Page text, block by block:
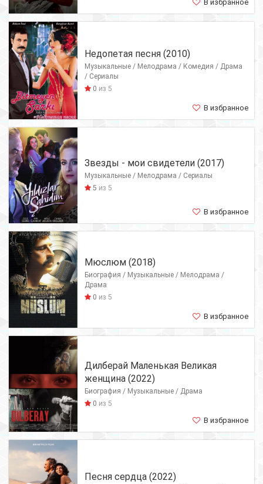
В избранное
Недопетая песня (2010)
Музыкальные / Мелодрама / Комедия / Драма
/ Сериалы
0 из 5
В избранное
Звезды - мои свидетели (2017)
Музыкальные / Мелодрама / Сериалы
5 из 5
В избранное
Мюслюм (2018)
Биография / Музыкальные / Мелодрама /
Драма
0 из 5
В избранное
Дилберай Маленькая Великая
женщина (2022)
Биография / Музыкальные / Драма
0 из 5
В избранное
Песня сердца (2022)